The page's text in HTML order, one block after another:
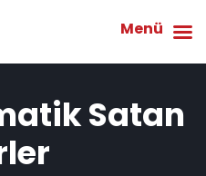
Satan
Menü